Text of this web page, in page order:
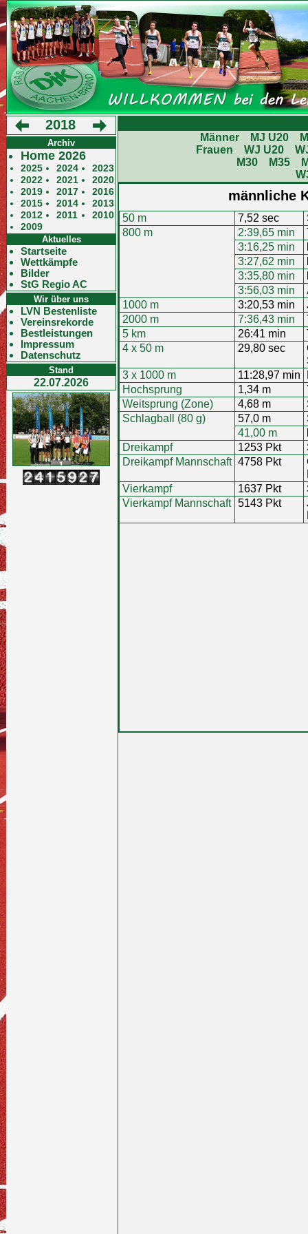
2018
Archiv
Home 2026
2025 2024
2023
2022
2021
2020
2019
2017
2016
2015
2014
2013
2012
2011
2010
2009
Aktuelles
Startseite
Wettkämpfe
Bilder
StG Regio AC
Wir über uns
LVN Bestenliste
Vereinsrekorde
Bestleistungen
Impressum
Datenschutz
Stand
22.07.2026
Männer MJ U20
Frauen
WJ U20
M30
M35
männliche
50 m 7,52 sec
800 m
2:39,65 min
3:16,25 min
3:27,62 min
3:35,80 min
3:56,03 min
1000 m
3:20,53 min
2000 m
7:36,43 min
5 km
26:41 min
4 x 50 m
29,80 sec
3 x 1000 m
11:28,97 min
Hochsprung
1,34 m
Weitsprung (Zone)
4,68 m
Schlagball (80 g)
57,0 m
41,00 m
Dreikampf
1253 Pkt
Dreikampf Mannschaft 4758 Pkt
Vierkampf
1637 Pkt
Vierkampf Mannschaft 5143 Pkt